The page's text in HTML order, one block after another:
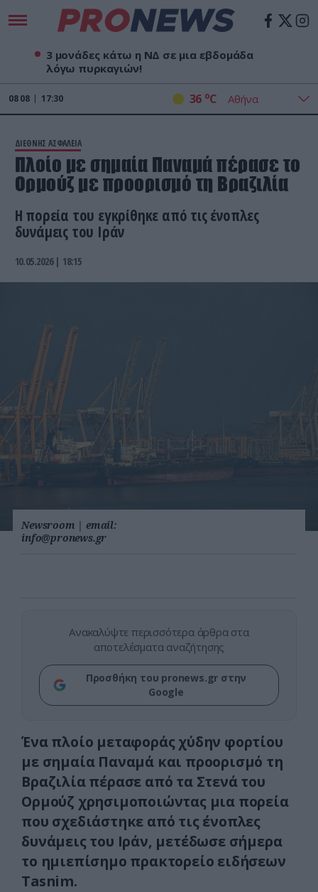
3 μονάδες κάτω η ΝΔ σε μια εβδομάδα
λόγω πυρκαγιών!
08 08 17:30 36 oC
ΔΙΕΘΝΗΣ ΑΣΦΑΛΕΙΑ
Πλοίο με σημαία Παναμά πέρασε το
Ορμούζ με προορισμό τη Βραζιλία
Η πορεία του εγκρίθηκε από τις ένοπλες
δυνάμεις του Ιράν
10.05.2026 | 18:15
Newsroom | email:
info@pronews.gr
Ανακαλύψτε περισσότερα άρθρα στα
αποτελέσματα αναζήτησης
Προσθήκη του pronews.gr στην
Google
Ένα πλοίο μεταφοράς χύδην φορτίου
με σημαία Παναμά και προορισμό τη
Βραζιλία πέρασε από τα Στενά του
Ορμούζ χρησιμοποιώντας μια πορεία
που σχεδιάστηκε από τις ένοπλες
δυνάμεις του Ιράν, μετέδωσε σήμερα
το ημιεπίσημο πρακτορείο ειδήσεων
Tasnim.